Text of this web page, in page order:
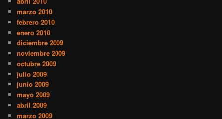
marzo 2010
febrero 2010
enero 2010
diciembre 2009
noviembre 2009
octubre 2009
julio 2009
junio 2009
mayo 2009
abril 2009
marzo 2009